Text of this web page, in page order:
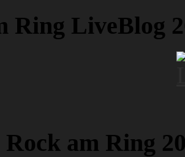
Ring LiveBlog
Rock am Ring